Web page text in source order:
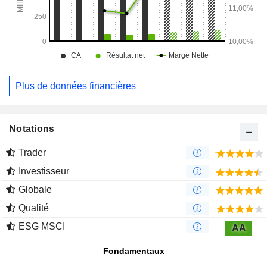
Plus de données financières
Notations
Trader
Investisseur
Globale
Qualité
ESG MSCI
AA